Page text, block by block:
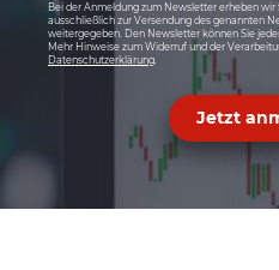
Bei der Anmeldung zum Newsletter erheben
ausschließlich zur Versendung des genannten
weitergegeben. Den Newsletter können Sie
Mehr Hinweise zum Widerruf und der
Datenschutzerklärung.
Jetzt